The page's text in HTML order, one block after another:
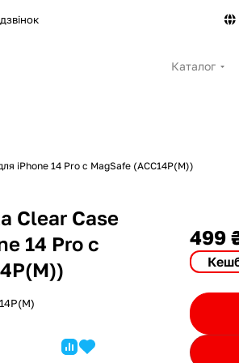
Каталог
iPhone 14 Pro с MagSafe (ACC14P(M))
Clear Case
14 Pro с
499